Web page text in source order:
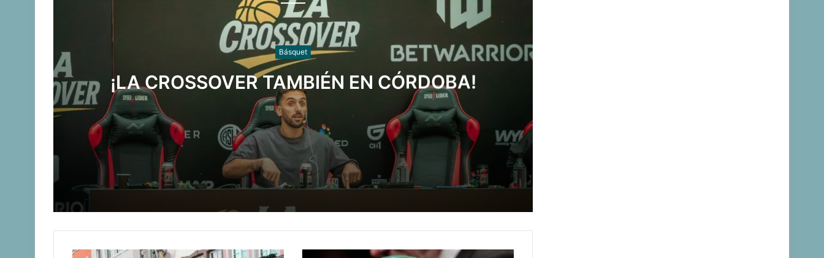
Básquet
¡LA CROSSOVER TAMBIÉN EN CÓRDOBA!
¡LA CROSSOVER TAMBIÉN EN CÓRDOBA!